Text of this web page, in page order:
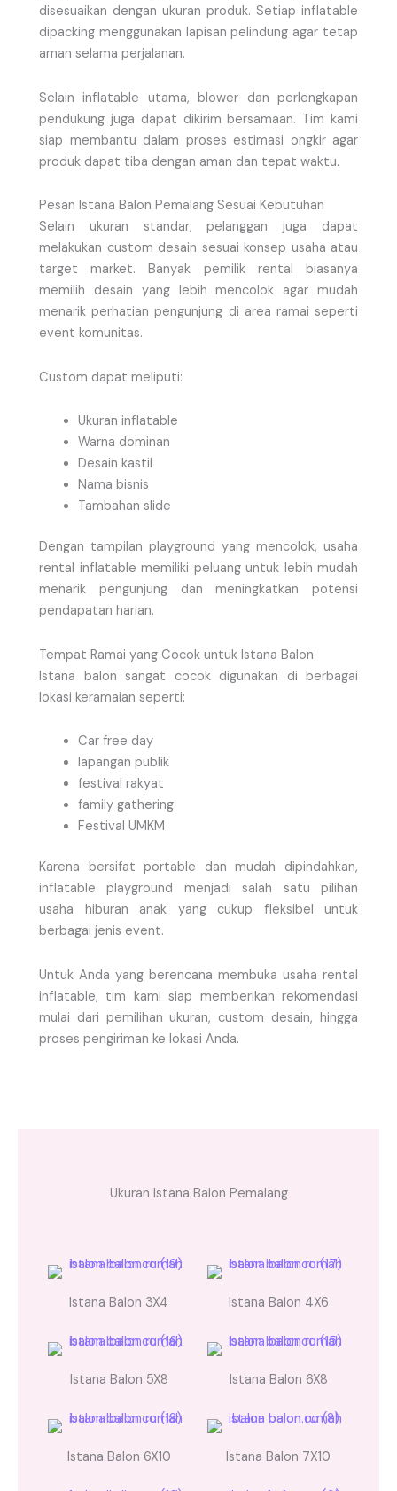
disesuaikan dengan ukuran produk. Setiap inflatable
dipacking menggunakan lapisan pelindung agar tetap
aman selama perjalanan.
Selain inflatable utama, blower dan perlengkapan
pendukung juga dapat dikirim bersamaan. Tim kami
siap membantu dalam proses estimasi ongkir agar
produk dapat tiba dengan aman dan tepat waktu.
Pesan Istana Balon Pemalang Sesuai Kebutuhan
Selain ukuran standar, pelanggan juga dapat
melakukan custom desain sesuai konsep usaha atau
target market. Banyak pemilik rental biasanya
memilih desain yang lebih mencolok agar mudah
menarik perhatian pengunjung di area ramai seperti
event komunitas.
Custom dapat meliputi:
Ukuran inflatable
Warna dominan
Desain kastil
Nama bisnis
Tambahan slide
Dengan tampilan playground yang mencolok, usaha
rental inflatable memiliki peluang untuk lebih mudah
menarik pengunjung dan meningkatkan potensi
pendapatan harian.
Tempat Ramai yang Cocok untuk Istana Balon
Istana balon sangat cocok digunakan di berbagai
lokasi keramaian seperti:
Car free day
lapangan publik
festival rakyat
family gathering
Festival UMKM
Karena bersifat portable dan mudah dipindahkan,
inflatable playground menjadi salah satu pilihan
usaha hiburan anak yang cukup fleksibel untuk
berbagai jenis event.
Untuk Anda yang berencana membuka usaha rental
inflatable, tim kami siap memberikan rekomendasi
mulai dari pemilihan ukuran, custom desain, hingga
proses pengiriman ke lokasi Anda.
Ukuran Istana Balon Pemalang
Istana Balon 3X4 Istana Balon 4X6
Istana Balon 5X8 Istana Balon 6X8
Istana Balon 6X10 Istana Balon 7X10